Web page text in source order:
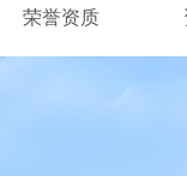
荣誉资质